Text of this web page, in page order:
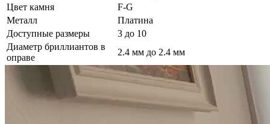
Цвет камня
F-G
Металл
Платина
Доступные размеры
3 до 10
Диаметр бриллиантов в
оправе
2.4 мм до 2.4 мм